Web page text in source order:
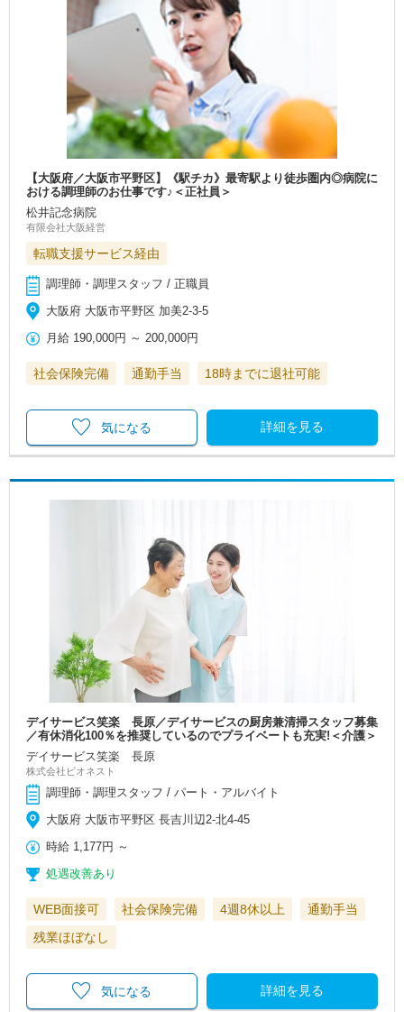
【大阪府／大阪市平野区】《駅チカ》最寄駅より徒歩圏内◎病院に
おける調理師のお仕事です♪＜正社員＞
松井記念病院
有限会社大阪経営
転職支援サービス経由
調理師・調理スタッフ / 正職員
大阪府 大阪市平野区 加美2‐3‐5
月給 190,000円 ～200,000円
社会保険完備 通勤手当 18時までに退社可能
詳細を見る
気になる
デイサービス笑楽 長原／デイサービスの厨房兼清掃スタッフ募集
／有休消化100％を推奨しているのでプライベートも充実!＜介護＞
デイサービス笑楽 長原
株式会社ビオネスト
調理師・調理スタッフ / パート・アルバイト
大阪府 大阪市平野区 長吉川辺2-北4-45
時給 1,177円 ～
処遇改善あり
WEB面接可 社会保険完備 4週8休以上
通勤手当
残業ほぼなし
詳細を見る
気になる